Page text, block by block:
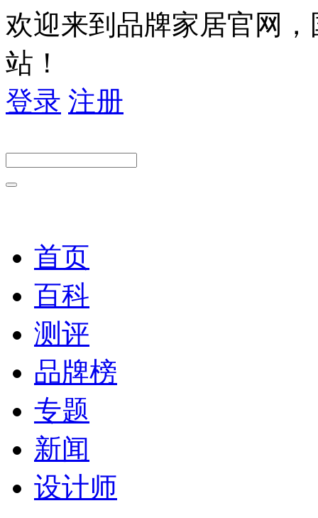
欢迎来到品牌家居官网
站！
登录 注册
首页
百科
测评
品牌榜
专题
新闻
设计师